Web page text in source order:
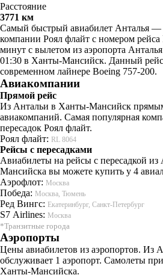
Расстояние
3771 км
Самый быстрый авиабилет Анталья
компании Роял флайт с номером
минут с вылетом из аэропорта
01:30 в Ханты-Мансийск. Данный рейс
современном лайнере Boeing 757-200.
Авиакомпании
Прямой рейс
Из Антальи в Ханты-Мансийск прямым
авиакомпаний. Самая популярная
пересадок Роял флайт.
Роял флайт: RL 8064
Рейсы с пересадками
Авиабилеты на рейсы с пересадкой
Мансийска вы можете купить у 4
Аэрофлот: Москва
Победа: Москва, Тюмень
Ред Вингс: Екатеринбург, Санкт-Петербург
S7 Airlines: Москва
*Транзитные города
Аэропорты
Цены авиабилетов из аэропортов. Из
обслуживает 1 аэропорт. Самолеты
Ханты-Мансийска.